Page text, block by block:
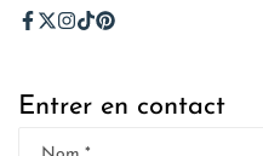
Entrer en contact